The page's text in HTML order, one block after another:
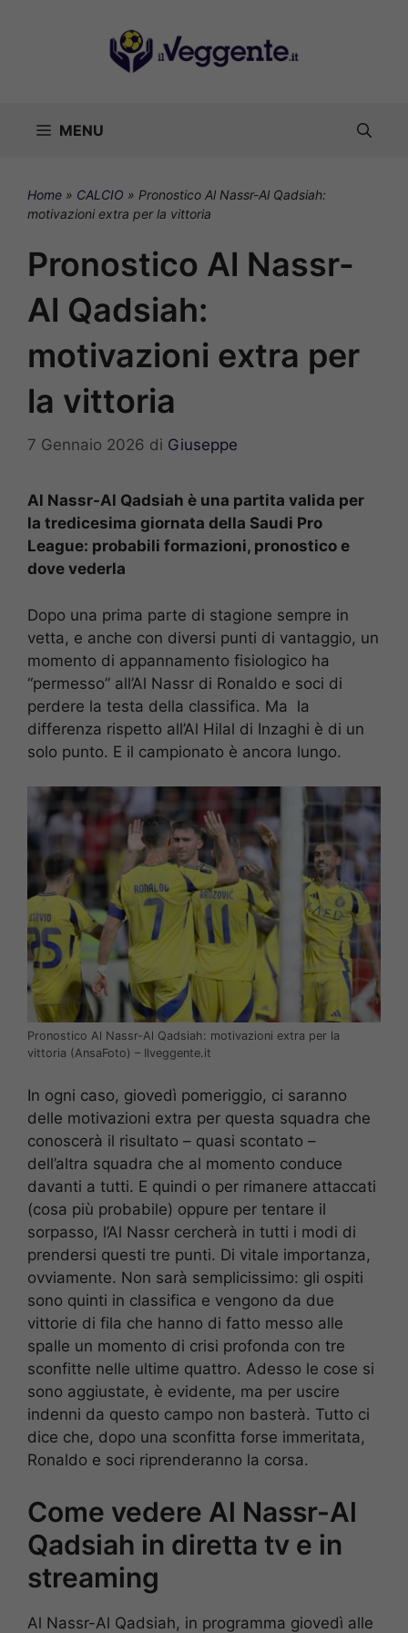
MENU
Home » CALCIO » Pronostico Al Nassr-Al Qadsiah:
motivazioni extra per la vittoria
Pronostico Al Nassr-
Al Qadsiah:
motivazioni extra per
la vittoria
7 Gennaio 2026 di Giuseppe
Al Nassr-Al Qadsiah è una partita valida per
la tredicesima giornata della Saudi Pro
League: probabili formazioni, pronostico e
dove vederla
Dopo una prima parte di stagione sempre in
vetta, e anche con diversi punti di vantaggio, un
momento di appannamento fisiologico ha
“permesso” all’Al Nassr di Ronaldo e soci di
perdere la testa della classifica. Ma la
differenza rispetto all’Al Hilal di Inzaghi è di un
solo punto. E il campionato è ancora lungo.
Pronostico Al Nassr-Al Qadsiah: motivazioni extra per la
vittoria (AnsaFoto) – Ilveggente.it
In ogni caso, giovedì pomeriggio, ci saranno
delle motivazioni extra per questa squadra che
conoscerà il risultato – quasi scontato –
dell’altra squadra che al momento conduce
davanti a tutti. E quindi o per rimanere attaccati
(cosa più probabile) oppure per tentare il
sorpasso, l’Al Nassr cercherà in tutti i modi di
prendersi questi tre punti. Di vitale importanza,
ovviamente. Non sarà semplicissimo: gli ospiti
sono quinti in classifica e vengono da due
vittorie di fila che hanno di fatto messo alle
spalle un momento di crisi profonda con tre
sconfitte nelle ultime quattro. Adesso le cose si
sono aggiustate, è evidente, ma per uscire
indenni da questo campo non basterà. Tutto ci
dice che, dopo una sconfitta forse immeritata,
Ronaldo e soci riprenderanno la corsa.
Come vedere Al Nassr-Al
Qadsiah in diretta tv e in
streaming
Al Nassr-Al Qadsiah, in programma giovedì alle